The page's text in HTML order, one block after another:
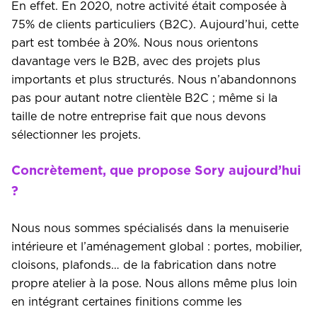
En effet. En 2020, notre activité était composée à
75% de clients particuliers (B2C). Aujourd’hui, cette
part est tombée à 20%. Nous nous orientons
davantage vers le B2B, avec des projets plus
importants et plus structurés. Nous n’abandonnons
pas pour autant notre clientèle B2C ; même si la
taille de notre entreprise fait que nous devons
sélectionner les projets.
Concrètement, que propose Sory aujourd’hui
?
Nous nous sommes spécialisés dans la menuiserie
intérieure et l’aménagement global : portes, mobilier,
cloisons, plafonds… de la fabrication dans notre
propre atelier à la pose. Nous allons même plus loin
en intégrant certaines finitions comme les